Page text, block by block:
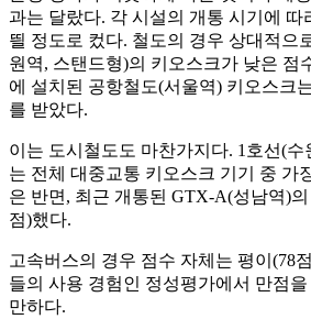
과는 달랐다. 각 시설의 개통 시기에 따
띌 정도로 컸다. 철도의 경우 상대적으
원역, 스탠드형)의 키오스크가 낮은 점
에 설치된 공항철도(서울역) 키오스크
를 받았다.
이는 도시철도도 마찬가지다. 1호선(수
는 전체 대중교통 키오스크 기기 중 가
은 반면, 최근 개통된 GTX-A(성남역)
점)했다.
고속버스의 경우 점수 자체는 평이(78
들의 사용 경험인 정성평가에서 만점
만하다.